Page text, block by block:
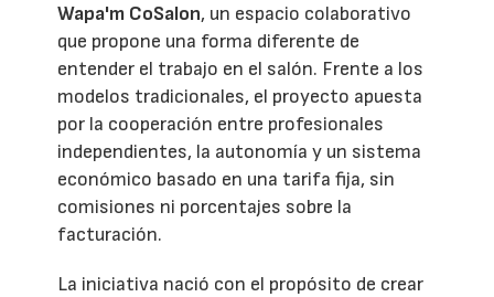
Wapa'm CoSalon, un espacio colaborativo
que propone una forma diferente de
entender el trabajo en el salón. Frente a los
modelos tradicionales, el proyecto apuesta
por la cooperación entre profesionales
independientes, la autonomía y un sistema
económico basado en una tarifa fija, sin
comisiones ni porcentajes sobre la
facturación.
La iniciativa nació con el propósito de crear